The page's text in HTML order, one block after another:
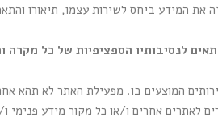
את המידע ביחס לשירות עצמו, תיאורו
לנסיבותיו הספציפיות של כל מקרה
המוצעים בו. מפעילת האתר לא תהא
לאתרים אחרים ו/או כל מקור מידע פנימי